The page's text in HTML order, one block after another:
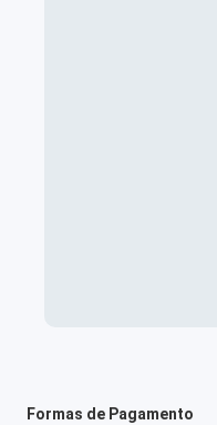
Formas de Pagamento